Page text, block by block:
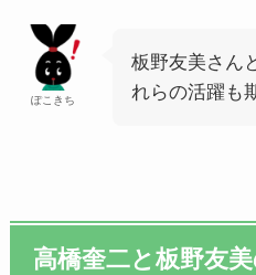
ぽこきち
板野友美さん
れらの活躍も
高橋奎二と板野友